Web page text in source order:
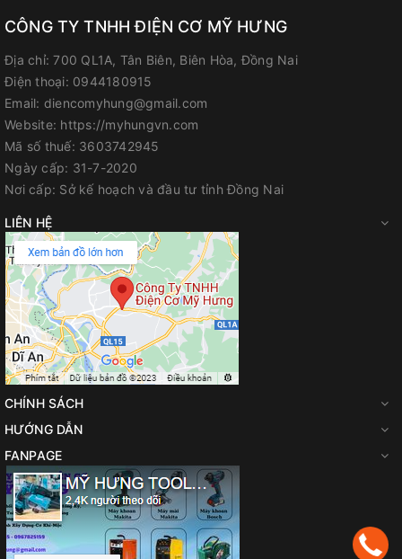
CÔNG TY TNHH ĐIỆN CƠ MỸ HƯNG
Địa chỉ: 700 QL1A, Tân Biên, Biên Hòa, Đồng Nai
Điện thoại: 0944180915
Email: diencomyhung@gmail.com
Website: https://myhungvn.com
Mã số thuế: 3603742945
Ngày cấp: 31-7-2020
Nơi cấp: Sở kế hoạch và đầu tư tỉnh Đồng Nai
LIÊN HỆ
CHÍNH SÁCH
HƯỚNG DẪN
FANPAGE